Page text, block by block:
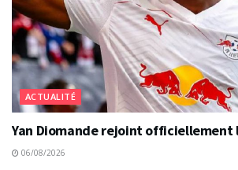
ACTUALITÉ
Yan Diomande rejoint officiellement
06/08/2026